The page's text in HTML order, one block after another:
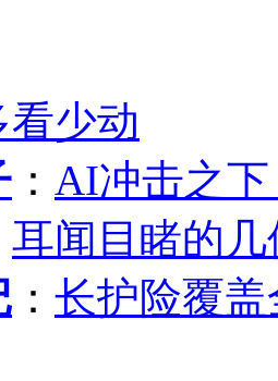
看少动
： AI冲击之
耳闻目睹的
： 长护险覆